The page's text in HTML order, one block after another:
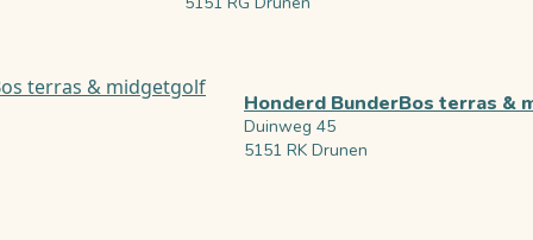
Honderd BunderBos terras &
Duinweg 45
5151 RK Drunen